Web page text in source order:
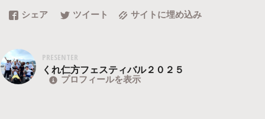
シェア ツイート サイトに埋め込み
PRESENTER
くれ仁方フェスティバル２０２５
プロフィールを表示